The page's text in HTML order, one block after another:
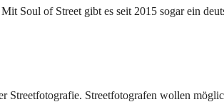
Soul of Street gibt es seit 2015 sogar ein
Streetfotografie. Streetfotografen wollen